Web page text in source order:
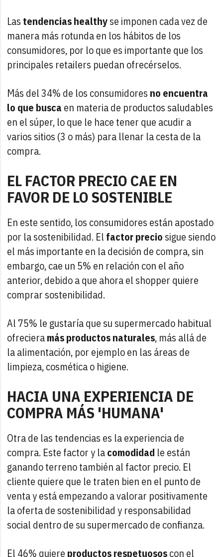
Las tendencias healthyse imponen cada vez de
manera más rotunda en los hábitos de los
consumidores, por lo que es importante que los
principales retailers puedan ofrecérselos.
Más del 34% de los consumidores no encuentra
lo que busca en materia de productos saludables
en el súper, lo que le hace tener que acudir a
varios sitios (3 o más) para llenar la cesta de la
compra.
EL FACTOR PRECIO CAE EN
FAVOR DE LO SOSTENIBLE
En este sentido, los consumidores están apostado
por la sostenibilidad. El factor precio sigue siendo
el más importante en la decisión de compra, sin
embargo, cae un 5% en relación con el año
anterior, debido a que ahora el shopper quiere
comprar sostenibilidad.
Al 75% le gustaría que su supermercado habitual
ofrecieramás productos naturales, más allá de
la alimentación, por ejemplo en las áreas de
limpieza, cosmética o higiene.
HACIA UNA EXPERIENCIA DE
COMPRA MÁS 'HUMANA'
Otra de las tendencias es la experiencia de
compra. Este factor y lacomodidad le están
ganando terreno también al factor precio. El
cliente quiere que le traten bien en el punto de
venta y está empezando a valorar positivamente
la oferta de sostenibilidad y responsabilidad
social dentro de su supermercado de confianza.
El 46% quiere productos respetuososcon el